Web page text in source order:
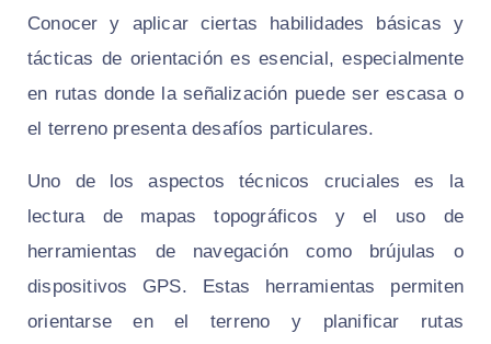
Conocer y aplicar ciertas habilidades básicas y
tácticas de orientación es esencial, especialmente
en rutas donde la señalización puede ser escasa o
el terreno presenta desafíos particulares.
Uno de los aspectos técnicos cruciales es la
lectura de mapas topográficos y el uso de
herramientas de navegación como brújulas o
dispositivos GPS. Estas herramientas permiten
orientarse en el terreno y planificar rutas